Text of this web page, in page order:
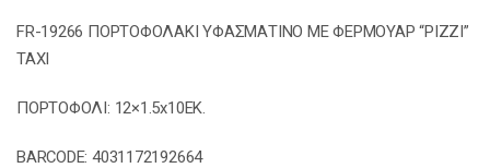
FR-19266 ΠΟΡΤΟΦΟΛΑΚΙ ΥΦΑΣΜΑΤΙΝΟ ΜΕ ΦΕΡΜΟΥΑΡ “ΡΙΖΖΙ”
ΤΑΧΙ
ΠΟΡΤΟΦΟΛΙ: 12×1.5x10EK.
BARCODE: 4031172192664